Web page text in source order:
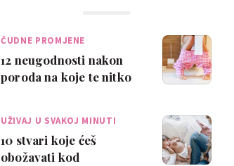
ČUDNE PROMJENE
12 neugodnosti nakon
poroda na koje te nitko
UŽIVAJ U SVAKOJ MINUTI
10 stvari koje ćeš
obožavati kod